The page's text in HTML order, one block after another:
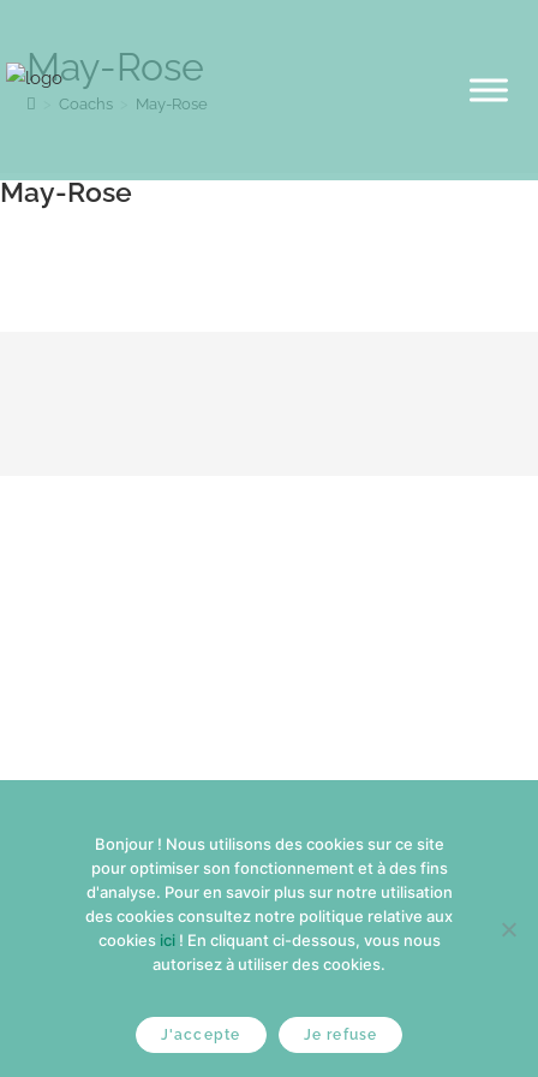
May-Rose
Coachs May-Rose
May-Rose
Bonjour ! Nous utilisons des cookies sur ce site
pour optimiser son fonctionnement et à des fins
d'analyse. Pour en savoir plus sur notre utilisation
des cookies consultez notre politique relative aux
cookies ici! En cliquant ci-dessous, vous nous
autorisez à utiliser des cookies.
J'accepte Je refuse